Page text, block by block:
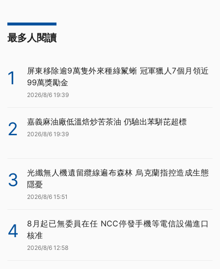
最多人閱讀
1
屏東移除逾9萬隻外來種綠鬣蜥 冠軍獵人7個月領近
99萬獎勵金
2026/8/6 19:39
2 嘉義麻油廠低溫焙炒苦茶油 仍驗出苯駢芘超標
2026/8/6 19:39
3
光纖無人機遺留纜線遍布森林 烏克蘭指控造成生態
隱憂
2026/8/6 15:51
4
8月起已無委員在任 NCC停發手機等電信設備進口
核准
2026/8/6 12:58